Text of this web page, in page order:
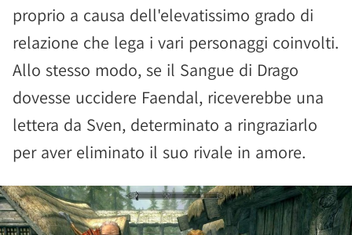
proprio a causa dell'elevatissimo grado di
relazione che lega i vari personaggi coinvolti.
Allo stesso modo, se il Sangue di Drago
dovesse uccidere Faendal, riceverebbe una
lettera da Sven, determinato a ringraziarlo
per aver eliminato il suo rivale in amore.